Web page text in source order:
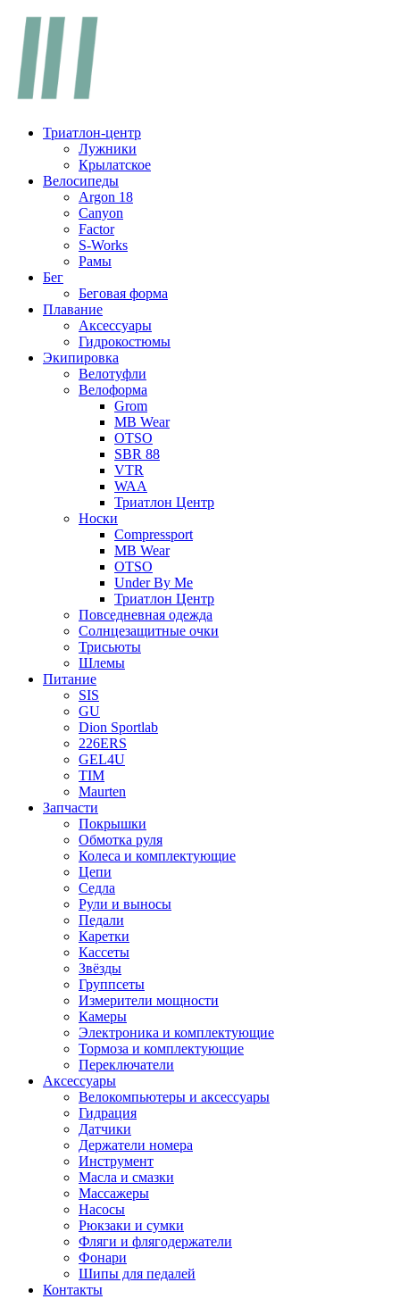
Перейти
содержимому
Триатлон-центр
Лужники
Крылатское
Велосипеды
Argon 18
Canyon
Factor
S-Works
Рамы
Бег
Беговая форма
Плавание
Аксессуары
Гидрокостюмы
Экипировка
Велотуфли
Велоформа
Grom
MB Wear
OTSO
SBR 88
VTR
WAA
Триатлон Центр
Носки
Compressport
MB Wear
OTSO
Under By Me
Триатлон Центр
Повседневная одежда
Солнцезащитные очки
Трисьюты
Шлемы
Питание
SIS
GU
Dion Sportlab
226ERS
GEL4U
TIM
Maurten
Запчасти
Покрышки
Обмотка руля
Колеса и комплектующие
Цепи
Седла
Рули и выносы
Педали
Каретки
Кассеты
Звёзды
Группсеты
Измерители мощности
Камеры
Электроника и комплектующие
Тормоза и комплектующие
Переключатели
Аксессуары
Велокомпьютеры и аксессуары
Гидрация
Датчики
Держатели номера
Инструмент
Масла и смазки
Массажеры
Насосы
Рюкзаки и сумки
Фляги и флягодержатели
Фонари
Шипы для педалей
Контакты